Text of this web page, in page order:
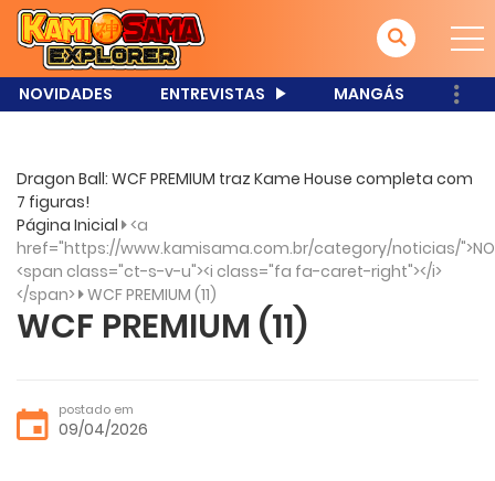
NOVIDADES ENTREVISTAS MANGÁS
Dragon Ball: WCF PREMIUM traz Kame House completa com
7 figuras!
Página Inicial <a
href="https://www.kamisama.com.br/category/noticias/
<span class="ct-s-v-u"><i class="fa fa-caret-right"></i>
</span> WCF PREMIUM (11)
WCF PREMIUM (11)
postado em
09/04/2026